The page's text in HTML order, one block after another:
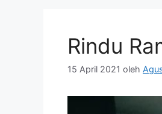
Rindu
15 April 2021 oleh